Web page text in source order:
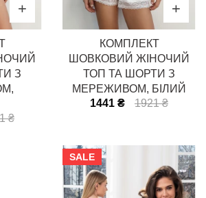
З
₴
КОМПЛЕКТ
ШОВКОВИЙ ЖІНОЧИЙ
ТОП ТА ШОРТИ З
МЕРЕЖИВОМ, БІЛИЙ
1441 ₴
1921 ₴
SALE